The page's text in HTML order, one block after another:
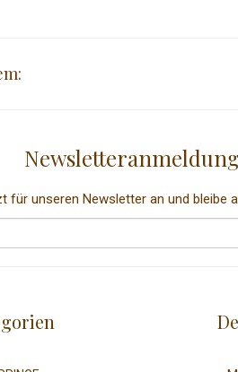
für unseren Newsletter an und bleibe